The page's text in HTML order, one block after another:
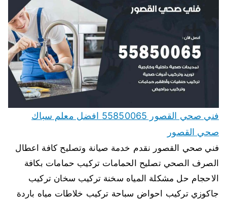
فني صحي القصور 55850065 افضل معلم سباك
صحي القصور
فني صحي القصور نقدم خدمة صيانة وتصليح كافة اعطال
الصرف الصحي تصليح الحمامات تركيب حمامات بكافة
الاحجام حل مشكلة المياه سخنة تركيب سخان تركيب
جاكوزي تركيب احواض سباحة تركيب خلاطات مياه باردة